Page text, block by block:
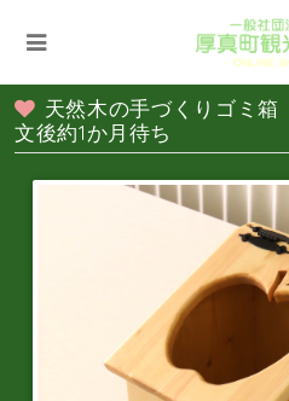
天然木の手づくりゴミ
文後約1か月待ち